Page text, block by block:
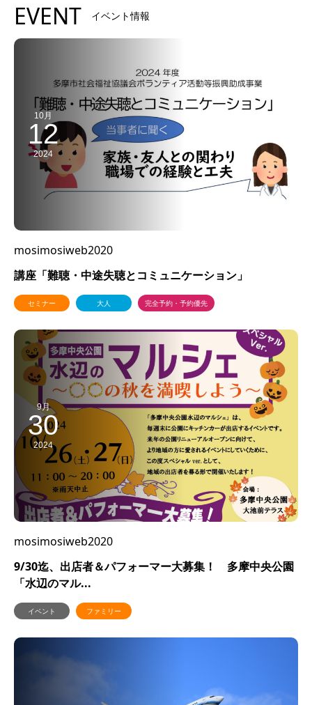
EVENT イベント情報
10月
12
2024
mosimosiweb2020
講座「難聴・中途失聴とコミュニケーション」
セミナー 大人 完全予約・予約優先
9月
30
2024
mosimosiweb2020
9/30迄、出店者＆パフォーマー大募集！ 多摩中央公園
「水辺のマル...
イベント ファミリー